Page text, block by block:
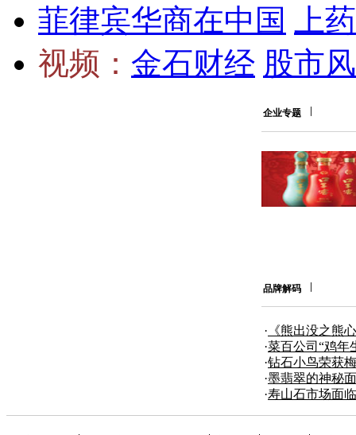
菲律宾华商在中国
上
视频： 金石财经 股市
企业专题
品牌解码
· 《熊出没之熊
与特效齐飞
·菜百公司“鸡年
·钻石小鸟荣获
创新金奖
·墨翡翠的神秘
其中！
·寿山石市场面